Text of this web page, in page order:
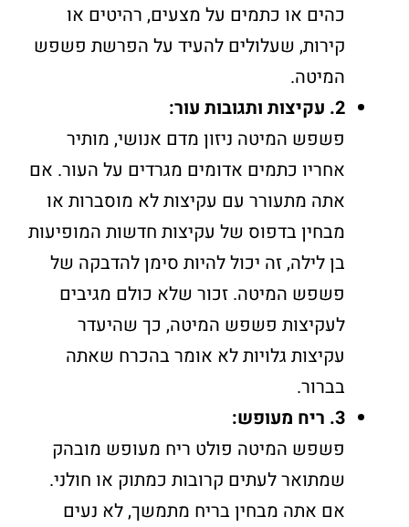
כהים או כתמים על מצעים, רהיטים או
קירות, שעלולים להעיד על הפרשת פשפש
המיטה.
2. עקיצות ותגובות עור:
פשפש המיטה ניזון מדם אנושי, מותיר
אחריו כתמים אדומים מגרדים על העור. אם
אתה מתעורר עם עקיצות לא מוסברות או
מבחין בדפוס של עקיצות חדשות המופיעות
בן לילה, זה יכול להיות סימן להדבקה של
פשפש המיטה. זכור שלא כולם מגיבים
לעקיצות פשפש המיטה, כך שהיעדר
עקיצות גלויות לא אומר בהכרח שאתה
בברור.
3. ריח מעופש:
פשפש המיטה פולט ריח מעופש מובהק
שמתואר לעתים קרובות כמתוק או חולני.
אם אתה מבחין בריח מתמשך, לא נעים